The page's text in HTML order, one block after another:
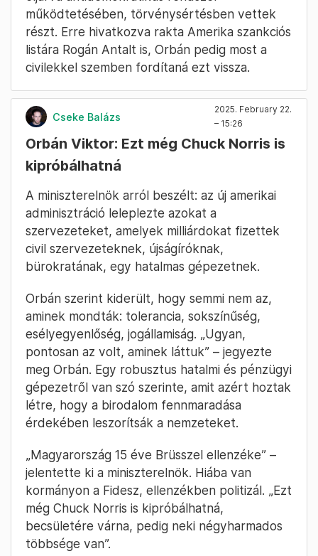
vethetett ki azokkal szemben, akik az állam
képviseletébenszerepet játszhattak
Magnyitszkij orosz könyvelő halálában.
tartalommal lett felruházva, az EU-ban is
született a mintájára törvény: általánosan
szankcionálhatók lettek azok a személyek,
akik bárhol a világban az állam képviseletében
eljárva antidemokratikus rendszer
működtetésében, törvénysértésben vettek
részt. Erre hivatkozva rakta Amerika szankciós
listára Rogán Antalt is, Orbán pedig most a
civilekkel szemben fordítaná ezt vissza.
Cseke Balázs
– 15:26
Orbán Viktor: Ezt még Chuck Norris is
kipróbálhatná
A miniszterelnök arról beszélt: az új amerikai
adminisztráció leleplezte azokat a
szervezeteket, amelyek milliárdokat fizettek
civil szervezeteknek, újságíróknak,
Orbán szerint kiderült, hogy semmi nem az,
aminek mondták: tolerancia, sokszínűség,
esélyegyenlőség, jogállamiság. „Ugyan,
pontosan az volt, aminek láttuk” – jegyezte
meg Orbán. Egy robusztus hatalmi és pénzügyi